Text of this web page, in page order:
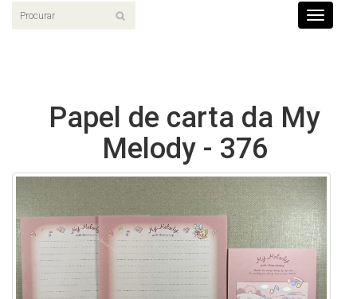
Toggle
Papel de carta da My
Melody - 376